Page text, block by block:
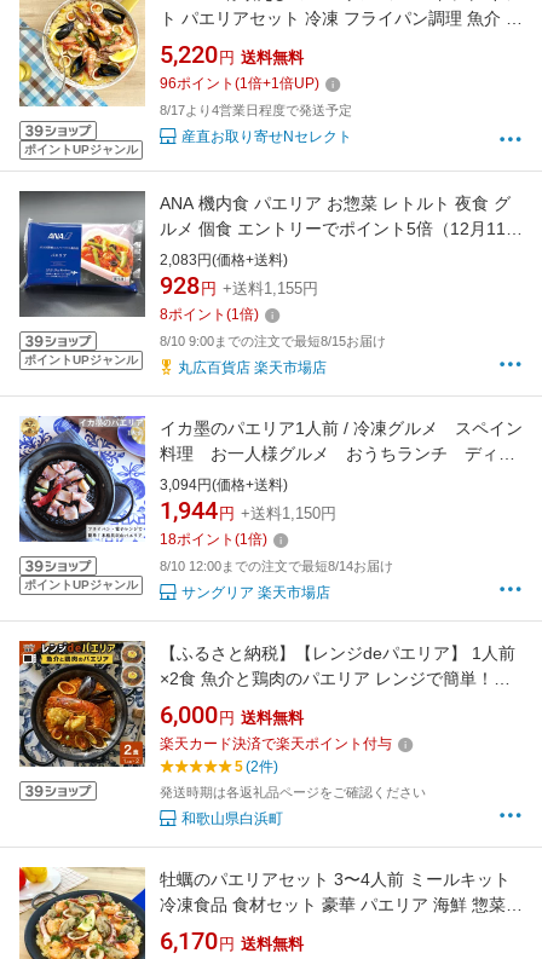
ポイントUPジャンル
ト パエリアセット 冷凍 フライパン調理 魚介 パ
エリア
5,220 円 送料無料
96ポイント (1倍+1倍UP)
8/17より4営業日程度で発送予定
産直お取り寄せNセレクト
ポイントUPジャンル
ANA 機内食 パエリア お惣菜 レトルト 夜食 グ
ルメ 個食 エントリーでポイント5倍（12月11日
01：59迄）
2,083円(価格+送料)
928 円 +送料1,155円
8ポイント (1倍)
8/10 9:00までの注文で最短8/15お届け
丸広百貨店 楽天市場店
ポイントUPジャンル
イカ墨のパエリア1人前 / 冷凍グルメ スペイン
料理 お一人様グルメ おうちランチ ディナ
ー レンチンごはん ギフト
3,094円(価格+送料)
1,944 円 +送料1,150円
18ポイント (1倍)
8/10 12:00までの注文で最短8/14お届け
サングリア 楽天市場店
【ふるさと納税】【レンジdeパエリア】 1人前
×2食 魚介と鶏肉のパエリア レンジで簡単！専
門店の味 | 魚介 洋食 食品 加工食品 人気 おすす
め 送料無料
6,000 円 送料無料
楽天カード決済で楽天ポイント付与
5(2件)
発送時期は各返礼品ページをご確認ください
和歌山県白浜町
牡蠣のパエリアセット 3〜4人前 ミールキット
冷凍食品 食材セット 豪華 パエリア 海鮮 惣菜
簡単調理 フライパンで簡単
6,170 円 送料無料